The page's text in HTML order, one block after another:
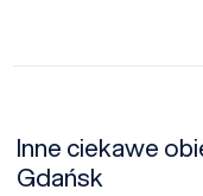
Inne ciekawe
Gdańsk